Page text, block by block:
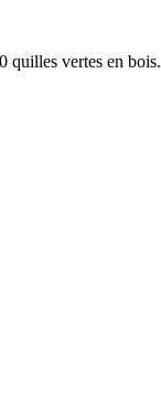
quilles vertes en bois.